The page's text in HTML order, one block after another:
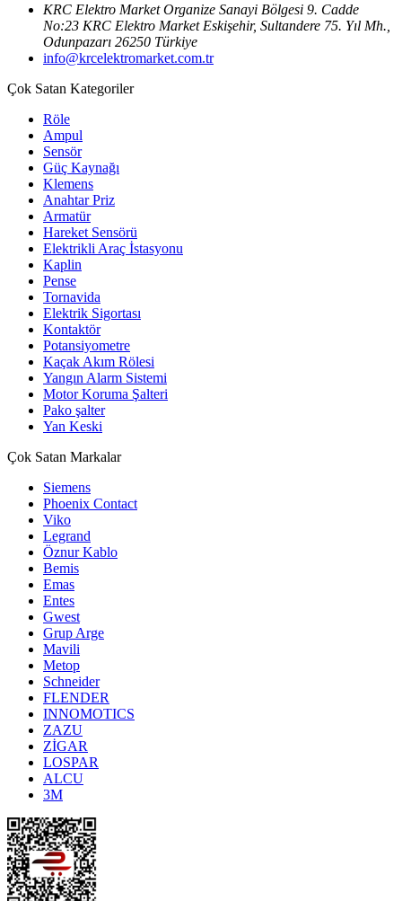
KRC Elektro Market Organize Sanayi Bölgesi 9. Cadde
No:23 KRC Elektro Market Eskişehir, Sultandere 75. Yıl Mh.,
Odunpazarı 26250 Türkiye
info@krcelektromarket.com.tr
Çok Satan Kategoriler
Röle
Ampul
Sensör
Güç Kaynağı
Klemens
Anahtar Priz
Armatür
Hareket Sensörü
Elektrikli Araç İstasyonu
Kaplin
Pense
Tornavida
Elektrik Sigortası
Kontaktör
Potansiyometre
Kaçak Akım Rölesi
Yangın Alarm Sistemi
Motor Koruma Şalteri
Pako şalter
Yan Keski
Çok Satan Markalar
Siemens
Phoenix Contact
Viko
Legrand
Öznur Kablo
Bemis
Emas
Entes
Gwest
Grup Arge
Mavili
Metop
Schneider
FLENDER
INNOMOTICS
ZAZU
ZİGAR
LOSPAR
ALCU
3M